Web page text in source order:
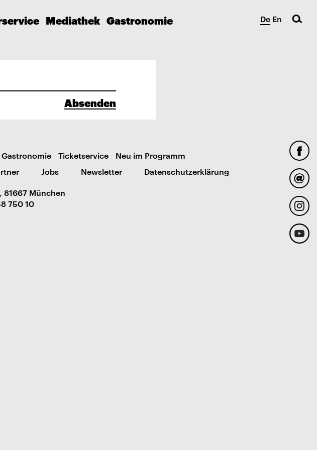
De En
Mediathek Gastronomie
Absenden
Gastronomie Ticketservice
Neu im Programm
Jobs Newsletter
Datenschutzerklärung
81667 München
750 10